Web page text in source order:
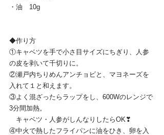
・油　10g
◆作り方
①キャベツを手で小さ目サイズにちぎり、人参
の皮を剥いて千切りに。
②瀬戸内ちりめんアンチョビと、マヨネーズを
入れて１と和えます。
③よく混ざったらラップをし、600Wのレンジで
3分間加熱。
キャベツ・人参がしんなりしたらOK❣
④中火で熱したフライパンに油をひき、卵を入